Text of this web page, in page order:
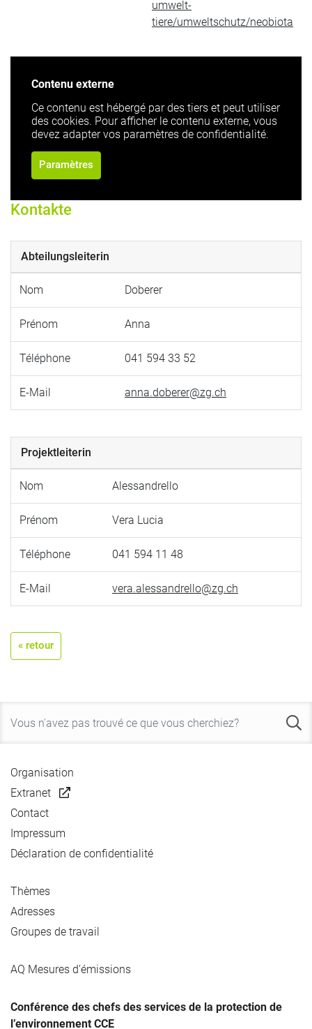
umwelt-
tiere/umweltschutz/neobiota
Contenu externe
Ce contenu est hébergé par des tiers et peut utiliser
des cookies. Pour afficher le contenu externe, vous
devez adapter vos paramètres de confidentialité.
Paramètres
Kontakte
Abteilungsleiterin
Nom Doberer
Prénom Anna
Téléphone 041 594 33 52
E-Mail anna.doberer@zg.ch
Projektleiterin
Nom Alessandrello
Prénom Vera Lucia
Téléphone 041 594 11 48
E-Mail vera.alessandrello@zg.ch
« retour
Organisation
Extranet
Contact
Impressum
Déclaration de confidentialité
Thèmes
Adresses
Groupes de travail
AQ Mesures d’émissions
Conférence des chefs des services de la protection de
l’environnement CCE